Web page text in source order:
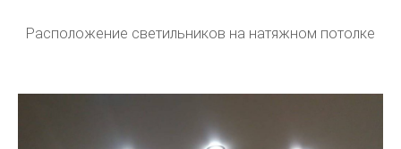
Расположение светильников на натяжном потолке